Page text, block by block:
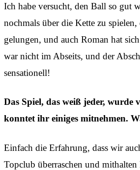
Ich habe versucht, den Ball so gut
nochmals über die Kette zu
gelungen, und auch Roman hat
war nicht im Abseits, und der
sensationell!
Das Spiel, das weiß jeder, wurde
konntet ihr einiges mitnehmen.
Einfach die Erfahrung, dass wir
Topclub überraschen und